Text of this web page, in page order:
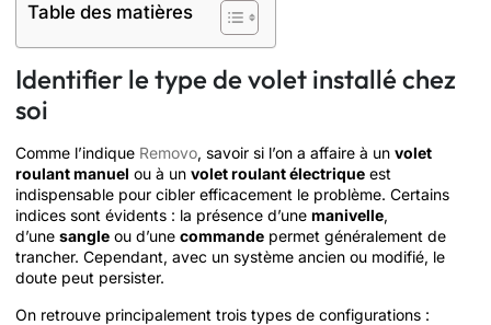
Table des matières
Identifier le type de volet installé chez
soi
Comme l’indique Removo, savoir si l’on a affaire à un volet
roulant manuel ou à un volet roulant électrique est
indispensable pour cibler efficacement le problème. Certains
indices sont évidents : la présence d’une manivelle,
d’une sangle ou d’une commande permet généralement de
trancher. Cependant, avec un système ancien ou modifié, le
doute peut persister.
On retrouve principalement trois types de configurations :